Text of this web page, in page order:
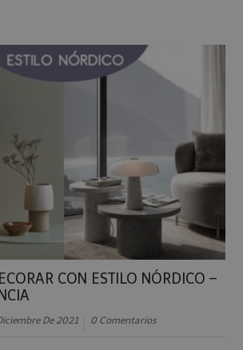
CON ESTILO NÓRDICO –
De 2021 0 Comentarios